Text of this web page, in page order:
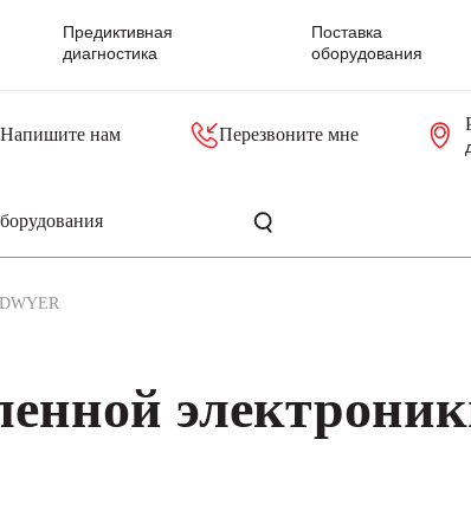
Предиктивная
диагностика
Поставка
оборудования
Напишите нам Перезвоните мне
DWYER